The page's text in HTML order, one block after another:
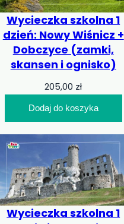
Wycieczka szkolna 1
dzień: Nowy Wiśnicz +
Dobczyce (zamki,
skansen i ognisko)
205,00 zł
Dodaj do koszyka
Wycieczka szkolna 1